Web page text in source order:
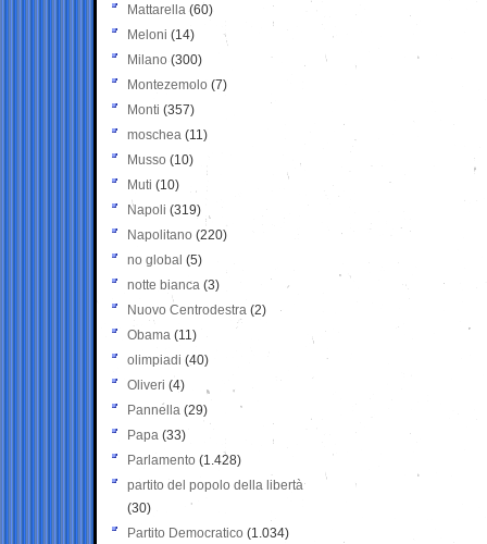
Mattarella (60)
Meloni (14)
Milano (300)
Montezemolo (7)
Monti (357)
moschea (11)
Musso (10)
Muti (10)
Napoli (319)
Napolitano (220)
no global (5)
notte bianca (3)
Nuovo Centrodestra (2)
Obama (11)
olimpiadi (40)
Oliveri (4)
Pannella (29)
Papa (33)
Parlamento (1.428)
partito del popolo della libertà
(30)
Partito Democratico (1.034)